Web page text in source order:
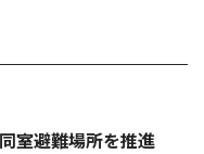
室避難場所を推進